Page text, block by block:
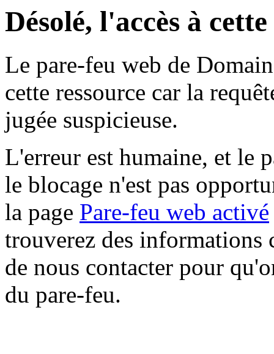
Désolé, l'accès à
Le pare-feu web de
cette ressource car la
jugée suspicieuse.
L'erreur est humaine, et le
le blocage n'est pas
la page Pare-feu web activé
trouverez des informations
de nous contacter pour
du pare-feu.